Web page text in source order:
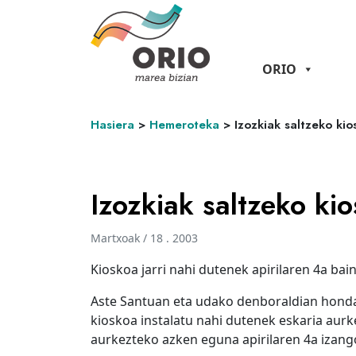
ORIO
Hasiera > Hemeroteka > Izozkiak saltzeko
Izozkiak saltzeko
Martxoak / 18 . 2003
Kioskoa jarri nahi dutenek apirilaren 4a
Aste Santuan eta udako denboraldian
kioskoa instalatu nahi dutenek eskaria
aurkezteko azken eguna apirilaren 4a